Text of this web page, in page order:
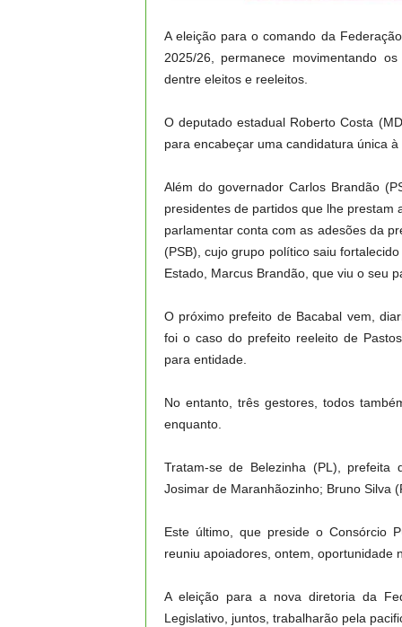
A eleição para o comando da
2025/26, permanece movimentando
dentre eleitos e reeleitos.
O deputado estadual Roberto Costa
para encabeçar uma candidatura única
Além do governador Carlos Brandão
presidentes de partidos que lhe
parlamentar conta com as adesões da
(PSB), cujo grupo político saiu
Estado, Marcus Brandão, que viu o seu
O próximo prefeito de Bacabal vem,
foi o caso do prefeito reeleito de
para entidade.
No entanto, três gestores, todos
enquanto.
Tratam-se de Belezinha (PL),
Josimar de Maranhãozinho; Bruno Silva
Este último, que preside o Consórcio
reuniu apoiadores, ontem, oportunidade
A eleição para a nova diretoria da
Legislativo, juntos, trabalharão pela